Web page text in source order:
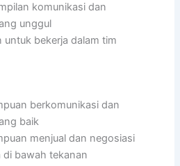
komunikasi dan
unggul
untuk bekerja dalam tim
berkomunikasi dan
baik
menjual dan negosiasi
di bawah tekanan